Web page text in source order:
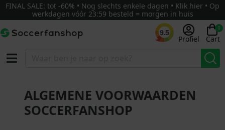
FINAL SALE: tot -60% • Nog slechts enkele dagen • Klik hier • Op
werkdagen vóór 23:59 besteld = morgen in huis
9.5
Profiel
0
Cart
ALGEMENE VOORWAARDEN
SOCCERFANSHOP